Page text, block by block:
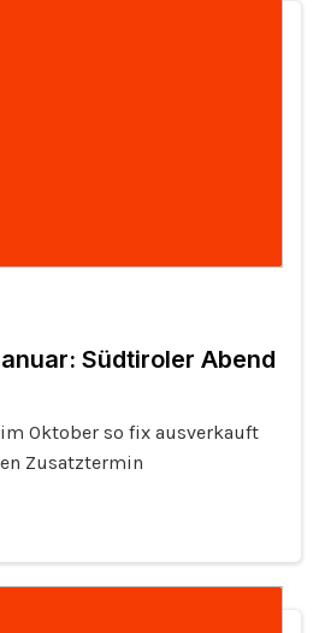
Südtiroler Abend
Oktober so fix ausverkauft
Zusatztermin